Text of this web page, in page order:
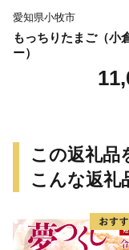
愛知県小牧市
もっちりたまご（小
ー）
この返礼品
こんな返礼